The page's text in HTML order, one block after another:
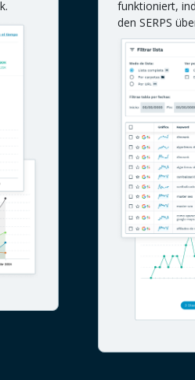
funktioniert, indem
den SERPS